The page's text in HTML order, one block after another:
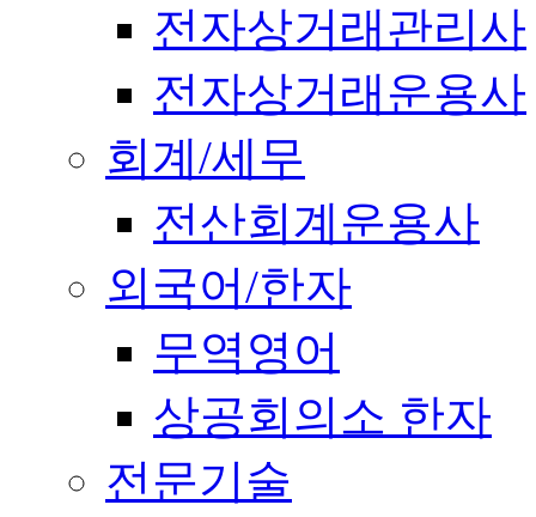
전자상거래관리사
전자상거래운용사
회계/세무
전산회계운용사
외국어/한자
무역영어
상공회의소 한자
전문기술